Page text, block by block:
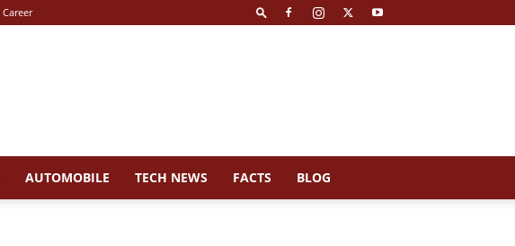
Career
AUTOMOBILE TECH NEWS FACTS BLOG